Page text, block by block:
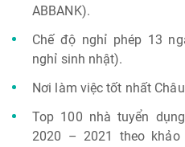
ABBANK).
Chế độ nghỉ phép 13
nghỉ sinh nhật).
Nơi làm việc tốt nhất
Top 100 nhà tuyển
2020 – 2021 theo